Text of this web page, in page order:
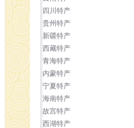
四川特产
贵州特产
新疆特产
西藏特产
青海特产
内蒙特产
宁夏特产
海南特产
故宫特产
西湖特产